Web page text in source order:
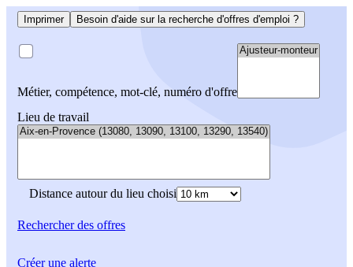
Imprimer Besoin d'aide sur la recherche d'offres d'emploi ?
Métier, compétence, mot-clé, numéro d'offre
Lieu de travail
Distance autour du lieu choisi
Rechercherdes offres
Créer une alerte